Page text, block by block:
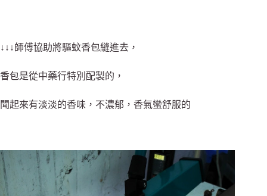
↓↓↓師傅協助將驅蚊香包縫進去，
香包是從中藥行特別配製的，
聞起來有淡淡的香味，不濃郁，香氣蠻舒服的